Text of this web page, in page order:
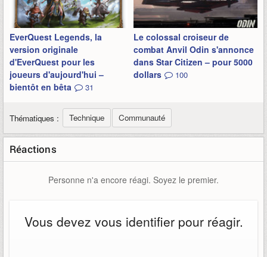
EverQuest Legends, la
version originale
d'EverQuest pour les
joueurs d'aujourd'hui –
bientôt en bêta
31
Le colossal croiseur de
combat Anvil Odin s'annonce
dans Star Citizen – pour 5000
dollars
100
Thématiques : Technique Communauté
Réactions
Personne n'a encore réagi. Soyez le premier.
Vous devez vous identifier pour réagir.